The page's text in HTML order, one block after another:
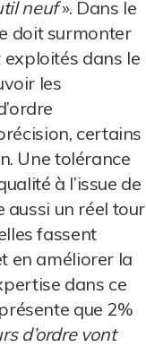
neuf». Dans le
doit surmonter
exploités dans le
les
certains
Une tolérance
à l’issue de
aussi un réel tour
fassent
en améliorer la
dans ce
que 2%
d’ordre vont